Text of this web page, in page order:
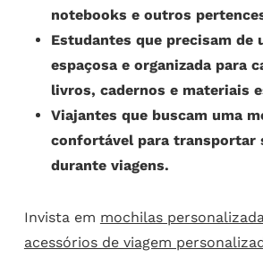
notebooks e outros
Estudantes que precisam de
espaçosa e organizada para
livros, cadernos e materiais
Viajantes que buscam uma
confortável para transportar
durante viagens.
Invista em mochilas
acessórios de viagem